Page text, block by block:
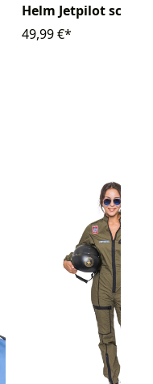
Helm Jetpilot
49,99 €*